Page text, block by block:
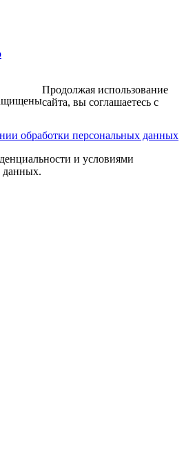
обработки персональных данных
Продолжая использование
сайта, вы соглашаетесь с
и условиями
данных.